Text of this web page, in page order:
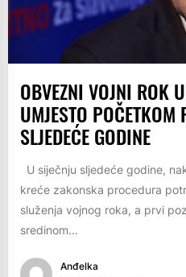
OBVEZNI VOJNI ROK
UMJESTO POČETKOM
SLJEDEĆE GODINE
U siječnju sljedeće godine,
kreće zakonska procedura
služenja vojnog roka, a prvi
sredinom...
Anđelka